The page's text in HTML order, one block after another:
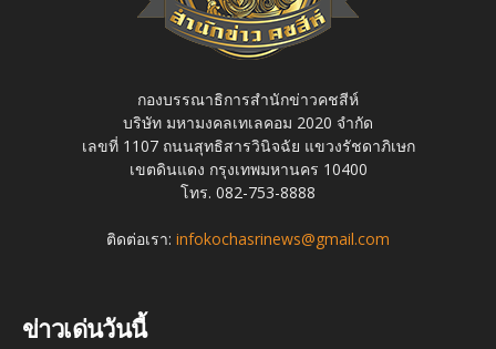
กองบรรณาธิการสำนักข่าวคชสีห์
บริษัท มหามงคลเทเลคอม 2020 จำกัด
เลขที่ 1107 ถนนสุทธิสารวินิจฉัย แขวงรัชดาภิเษก
เขตดินแดง กรุงเทพมหานคร 10400
โทร. 082-753-8888
ติดต่อเรา: infokochasrinews@gmail.com
ข่าวเด่นวันนี้